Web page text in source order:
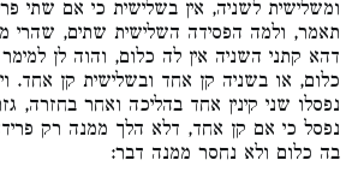
ומשלישית לשניה, אין בשלישית כי אם שתי
תאמר, ולמה הפסידה השלישית שתים, שהרי
דהא קתני השניה אין לה כלום, והוה לן
כלום, או בשניה קן אחד ובשלישית קן אחד.
נפסלו שני קינין אחד בהליכה ואחר בחזרה,
נפסל כי אם קן אחד, דלא הלך ממנה רק
בה כלום ולא נחסר ממנה דבר: